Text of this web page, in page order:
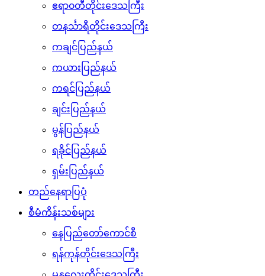
ဧရာ၀တီတိုင်းဒေသကြီး
တနင်္သာရီတိုင်းဒေသကြီး
ကချင်ပြည်နယ်
ကယားပြည်နယ်
ကရင်ပြည်နယ်
ချင်းပြည်နယ်
မွန်ပြည်နယ်
ရခိုင်ပြည်နယ်
ရှမ်းပြည်နယ်
တည်နေရာပြပုံ
စီမံကိန်းသစ်များ
နေပြည်တော်ကောင်စီ
ရန်ကုန်တိုင်းဒေသကြီး